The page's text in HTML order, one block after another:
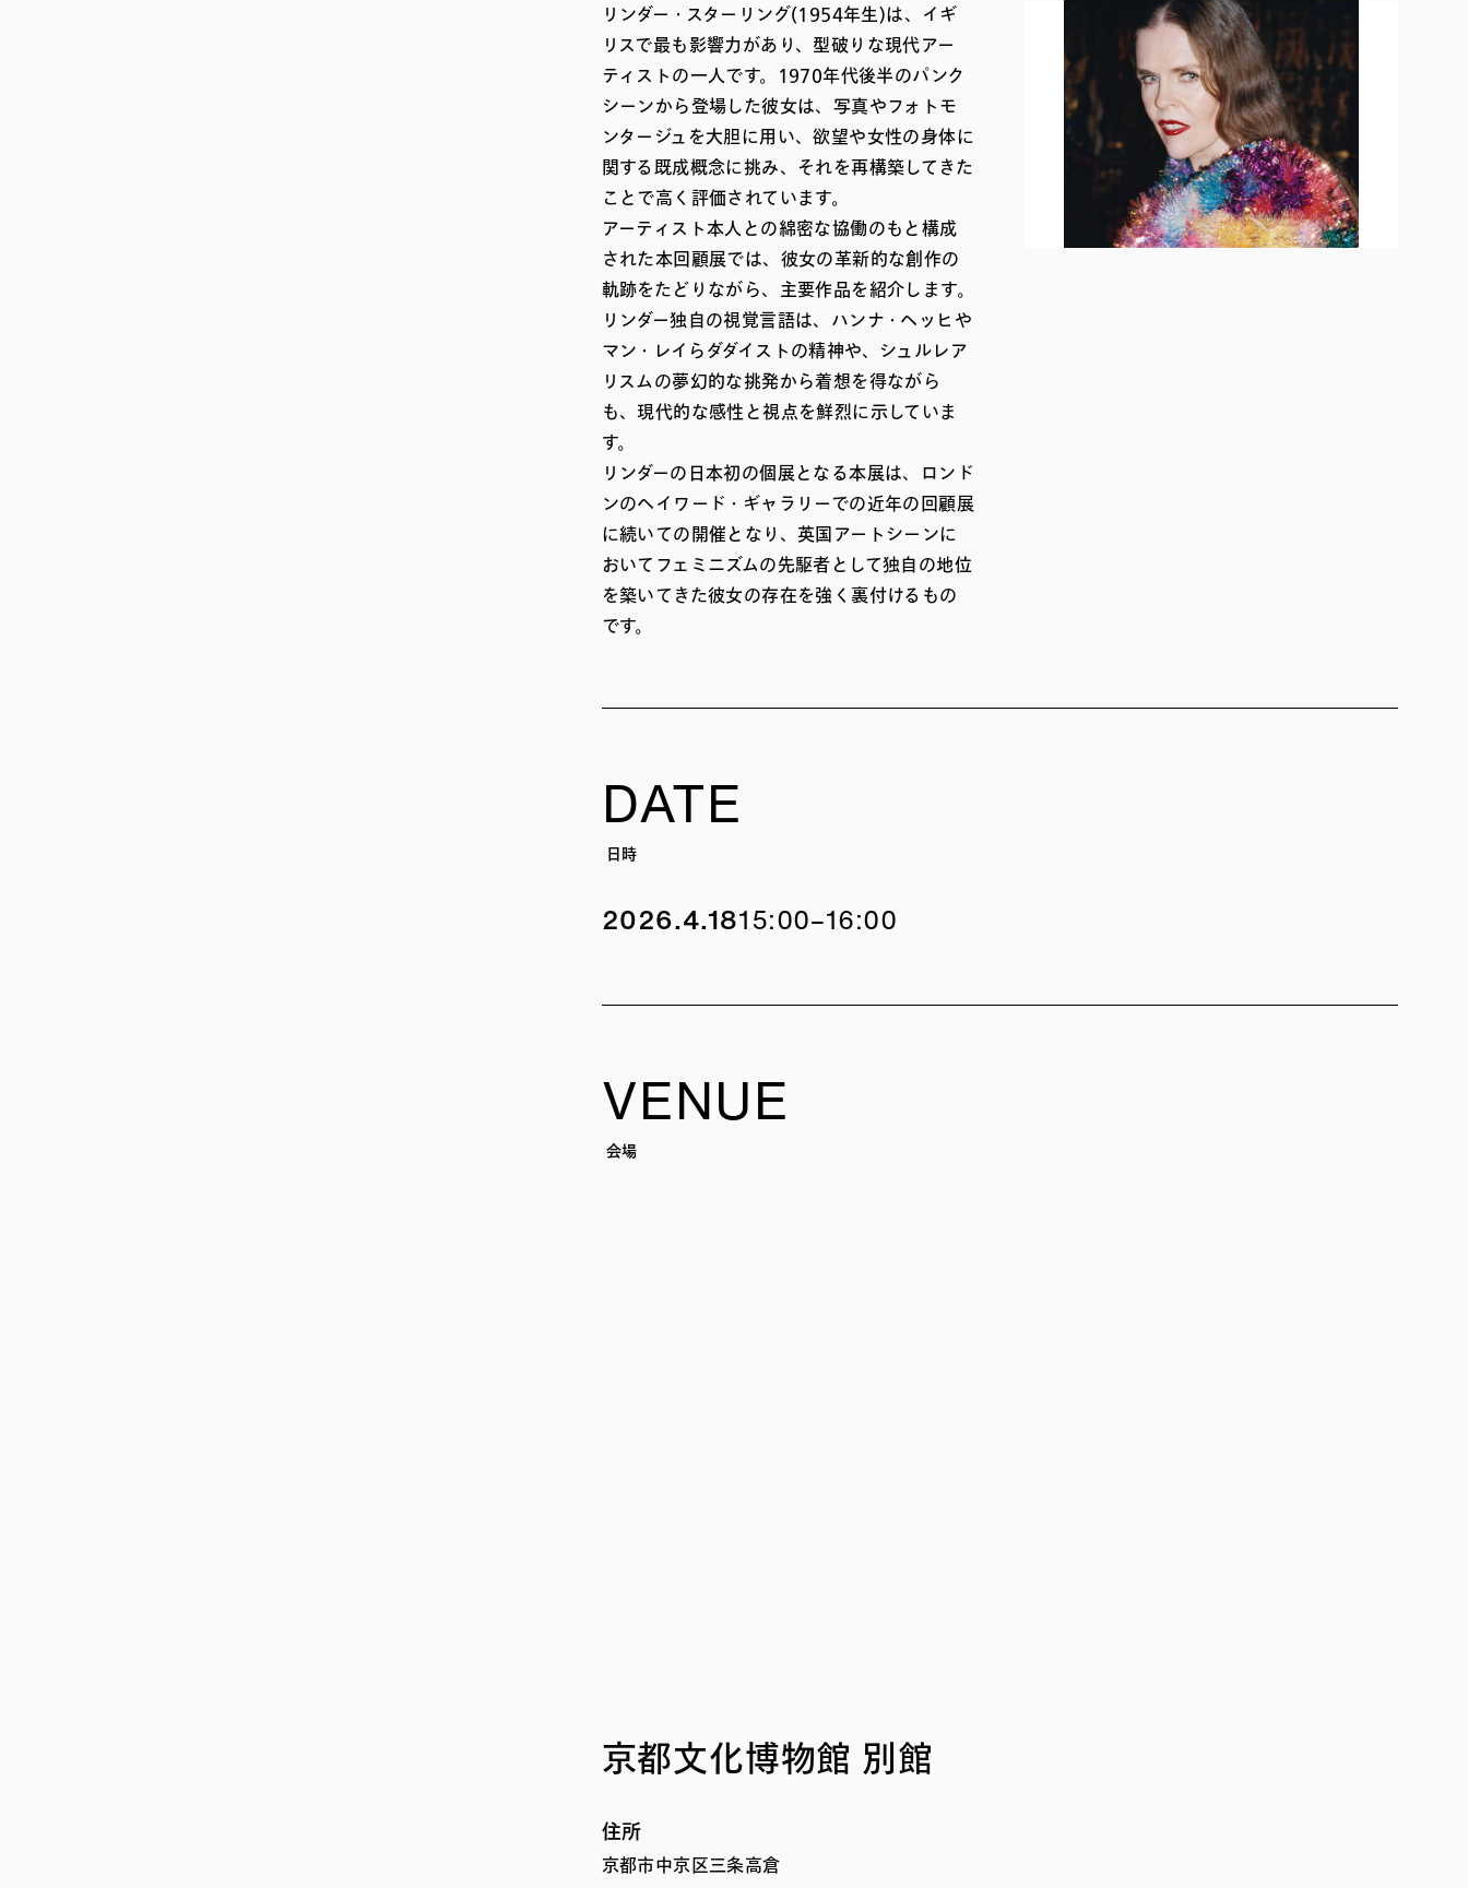
リンダー・スターリング(1954年生)は、イギ
リスで最も影響力があり、型破りな現代アー
ティストの一人です。1970年代後半のパンク
シーンから登場した彼女は、写真やフォトモ
ンタージュを大胆に用い、欲望や女性の身体に
関する既成概念に挑み、それを再構築してきた
ことで高く評価されています。
アーティスト本人との綿密な協働のもと構成
された本回顧展では、彼女の革新的な創作の
軌跡をたどりながら、主要作品を紹介します。
リンダー独自の視覚言語は、ハンナ・ヘッヒや
マン・レイらダダイストの精神や、シュルレア
リスムの夢幻的な挑発から着想を得ながら
も、現代的な感性と視点を鮮烈に示していま
す。
リンダーの日本初の個展となる本展は、ロンド
ンのヘイワード・ギャラリーでの近年の回顧展
に続いての開催となり、英国アートシーンに
おいてフェミニズムの先駆者として独自の地位
を築いてきた彼女の存在を強く裏付けるもの
です。
DATE
日時
2026.4.1815:00–16:00
VENUE
会場
京都文化博物館 別館
住所
京都市中京区三条高倉